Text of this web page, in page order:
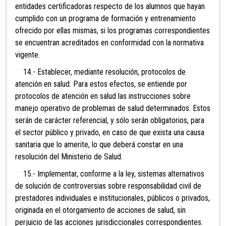
entidades certificadoras respecto de los alumnos que hayan
cumplido con un programa de formación y entrenamiento
ofrecido por ellas mismas, si los programas correspondientes
se encuentran acreditados en conformidad con la normativa
vigente.
14.- Establecer, mediante resolución, protocolos de
atención en salud. Para estos efectos, se entiende por
protocolos de atención en salud las instrucciones sobre
manejo operativo de problemas de salud determinados. Estos
serán de carácter referencial, y sólo serán obligatorios, para
el sector público y privado, en caso de que exista una causa
sanitaria que lo amerite, lo que deberá constar en una
resolución del Ministerio de Salud.
15.- Implementar, conforme a la ley, sistemas alternativos
de solución de controversias sobre responsabilidad civil de
prestadores individuales e institucionales, públicos o privados,
originada en el otorgamiento de acciones de salud, sin
perjuicio de las acciones jurisdiccionales correspondientes.